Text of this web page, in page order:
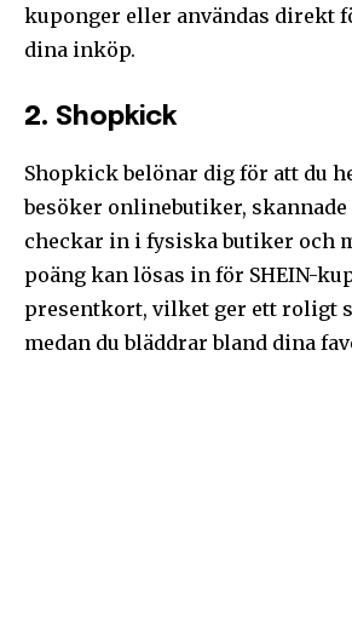
kuponger eller användas direkt
dina inköp.
2. Shopkick
Shopkick belönar dig för att du
besöker onlinebutiker,
checkar in i fysiska butiker och
poäng kan lösas in för SHEIN-
presentkort, vilket ger ett roligt
medan du bläddrar bland dina